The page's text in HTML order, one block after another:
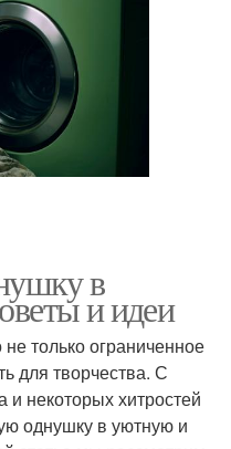
в
и идеи
только ограниченное
для творчества. С
некоторых хитростей
однушку в уютную и